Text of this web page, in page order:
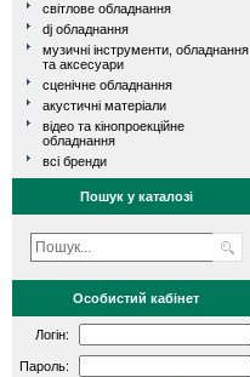
світлове обладнання
dj обладнання
музичні інструменти, обладнання
та аксесуари
сценічне обладнання
акустичні матеріали
відео та кінопроекційне
обладнання
всі бренди
Пошук у каталозі
Особистий кабінет
Логін:
Пароль: